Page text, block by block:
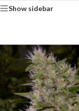
Show sidebar